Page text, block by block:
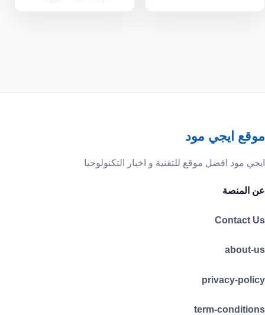
موقع ايجي مود
ايجي مود افضل موقع للتقنية و اخبار التكنولوجيا
عن المنصة
Contact Us
about-us
privacy-policy
term-conditions